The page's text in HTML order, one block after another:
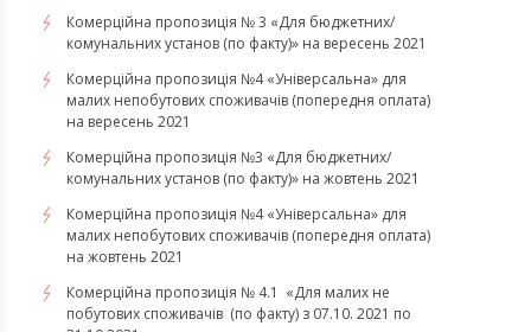
Комерційна пропозиція № 3 «Для бюджетних/
комунальних установ (по факту)» на вересень 2021
Комерційна пропозиція №4 «Універсальна» для
малих непобутових споживачів (попередня оплата)
на вересень 2021
Комерційна пропозиція №3 «Для бюджетних/
комунальних установ (по факту)» на жовтень 2021
Комерційна пропозиція №4 «Універсальна» для
малих непобутових споживачів (попередня оплата)
на жовтень 2021
Комерційна пропозиція № 4.1 «Для малих не
побутових споживачів (по факту) з 07.10. 2021 по